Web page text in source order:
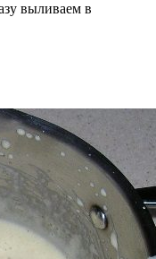
выливаем в